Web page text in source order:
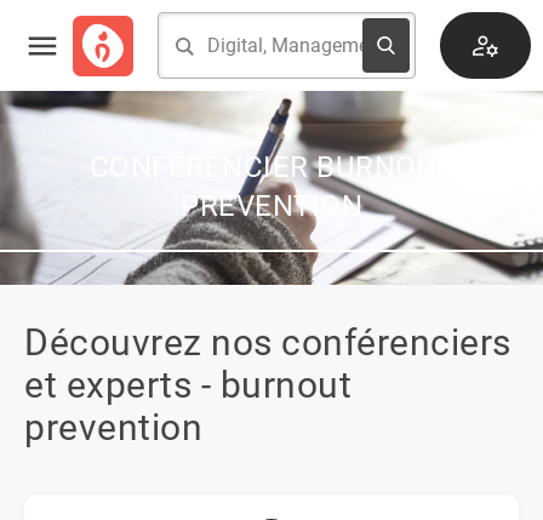
CONFÉRENCIER BURNOUT
PREVENTION
Découvrez nos conférenciers
et experts - burnout
prevention